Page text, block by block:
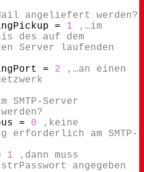
angeliefert werden?
= 1
‚…im
des auf dem
Server laufenden
= 2
‚…an einen
SMTP-Server
= 0
‚keine
erforderlich am SMTP-
1
‚dann muss
angegeben